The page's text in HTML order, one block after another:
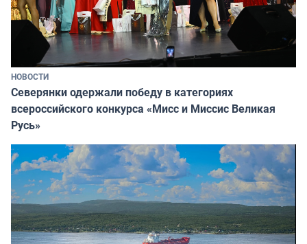
НОВОСТИ
Северянки одержали победу в категориях
всероссийского конкурса «Мисс и Миссис Великая
Русь»